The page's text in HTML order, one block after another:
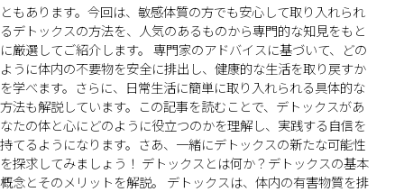
ともあります。今回は、敏感体質の方でも安心して取り入れられ
るデトックスの方法を、人気のあるものから専門的な知見をもと
に厳選してご紹介します。 専門家のアドバイスに基づいて、どの
ように体内の不要物を安全に排出し、健康的な生活を取り戻すか
を学べます。さらに、日常生活に簡単に取り入れられる具体的な
方法も解説しています。この記事を読むことで、デトックスがあ
なたの体と心にどのように役立つのかを理解し、実践する自信を
持てるようになります。さあ、一緒にデトックスの新たな可能性
を探求してみましょう！ デトックスとは何か？デトックスの基本
概念とそのメリットを解説。 デトックスは、体内の有害物質を排